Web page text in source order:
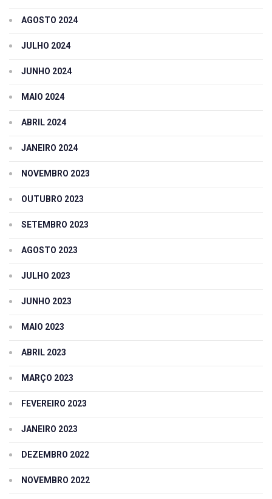
AGOSTO 2024
JULHO 2024
JUNHO 2024
MAIO 2024
ABRIL 2024
JANEIRO 2024
NOVEMBRO 2023
OUTUBRO 2023
SETEMBRO 2023
AGOSTO 2023
JULHO 2023
JUNHO 2023
MAIO 2023
ABRIL 2023
MARÇO 2023
FEVEREIRO 2023
JANEIRO 2023
DEZEMBRO 2022
NOVEMBRO 2022